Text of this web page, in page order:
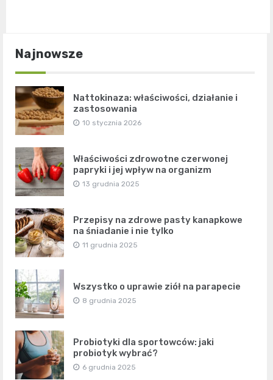
Najnowsze
Nattokinaza: właściwości, działanie i
zastosowania
10 stycznia 2026
Właściwości zdrowotne czerwonej
papryki i jej wpływ na organizm
13 grudnia 2025
Przepisy na zdrowe pasty kanapkowe
na śniadanie i nie tylko
11 grudnia 2025
Wszystko o uprawie ziół na parapecie
8 grudnia 2025
Probiotyki dla sportowców: jaki
probiotyk wybrać?
6 grudnia 2025